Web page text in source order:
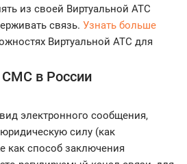
из своей Виртуальной АТС
связь. Узнать больше
Виртуальной АТС для
СМС в России
электронного сообщения,
силу (как
как способ заключения